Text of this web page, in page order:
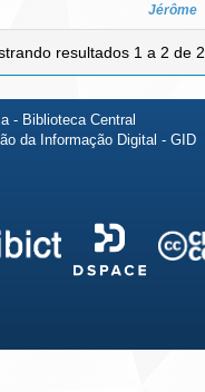
Jérôme
resultados 1 a 2 de 2
- Biblioteca Central
da Informação Digital - GID